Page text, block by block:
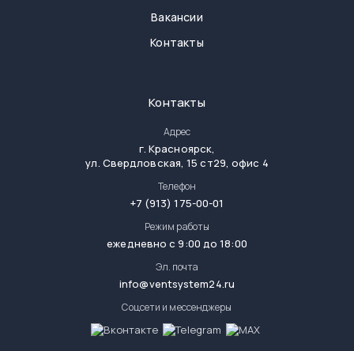
Вакансии
Контакты
Контакты
Адрес
г.Красноярск,
ул. Свердловская, 15 ст29, офис 4
Телефон
+7 (913) 175-00-01
Режим работы
ежедневно с 9:00 до 18:00
Эл. почта
info@ventsystem24.ru
Соцсети и мессенджеры